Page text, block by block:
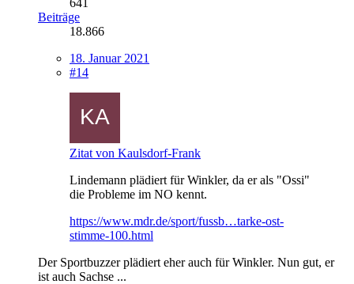
Beiträge
18.866
18. Januar 2021
#14
Zitat von Kaulsdorf-Frank
Lindemann plädiert für Winkler, da er als "Ossi"
die Probleme im NO kennt.
https://www.mdr.de/sport/fussb…tarke-ost-
stimme-100.html
Der Sportbuzzer plädiert eher auch für Winkler. Nun gut, er
ist auch Sachse ...